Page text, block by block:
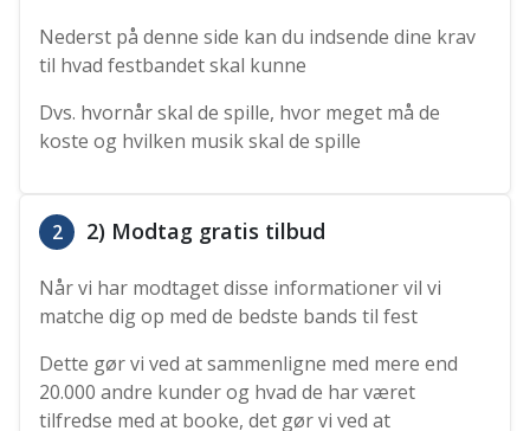
Nederst på denne side kan du indsende dine krav
til hvad festbandet skal kunne
Dvs. hvornår skal de spille, hvor meget må de
koste og hvilken musik skal de spille
2 2) Modtag gratis tilbud
Når vi har modtaget disse informationer vil vi
matche dig op med de bedste bands til fest
Dette gør vi ved at sammenligne med mere end
20.000 andre kunder og hvad de har været
tilfredse med at booke, det gør vi ved at